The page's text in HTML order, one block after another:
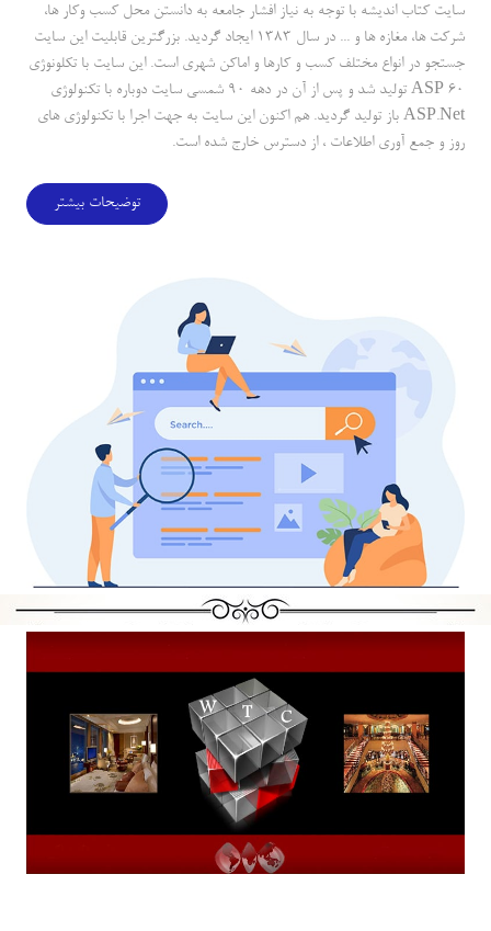
سايت كتاب انديشه با توجه به نياز افشار جامعه به دانستن محل كسب وكار ها،
شركت ها، مغازه ها و ... در سال 1383 ايجاد گرديد. بزرگترين قابليت اين سايت
جستجو در انواع مختلف كسب و كارها و اماكن شهري است. اين سايت با تكلونوژي
ASP 60 توليد شد و پس از آن در دهه 90 شمسي سايت دوباره با تكنولوژي
ASP.Net باز توليد گرديد. هم اكنون اين سايت به جهت اجرا با تكنولوژي هاي
روز و جمع آوري اطلاعات ، از دسترس خارج شده است.
توضیحات بیشتر